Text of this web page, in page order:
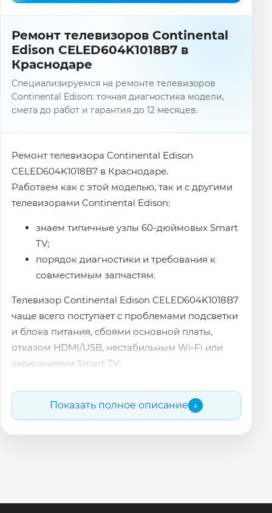
Ремонт телевизоров Continental
Edison CELED604K1018B7 в
Краснодаре
Специализируемся на ремонте телевизоров
Continental Edison: точная диагностика модели,
смета до работ и гарантия до 12 месяцев.
Ремонт телевизора Continental Edison
CELED604K1018B7 в Краснодаре.
Работаем как с этой моделью, так и с другими
телевизорами Continental Edison:
знаем типичные узлы 60-дюймовых Smart
TV;
порядок диагностики и требования к
совместимым запчастям.
Телевизор Continental Edison CELED604K1018B7
чаще всего поступает с проблемами подсветки
и блока питания, сбоями основной платы,
отказом HDMI/USB, нестабильным Wi-Fi или
зависаниями Smart TV.
Наши мастера локализуют неисправность на
конкретной ревизии платы и объясняют
причину поломки простыми словами.
После согласования стоимости мастер
Показать полное описание ↓